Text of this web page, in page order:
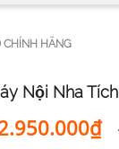
CHÍNH HÃNG
Nội Nha